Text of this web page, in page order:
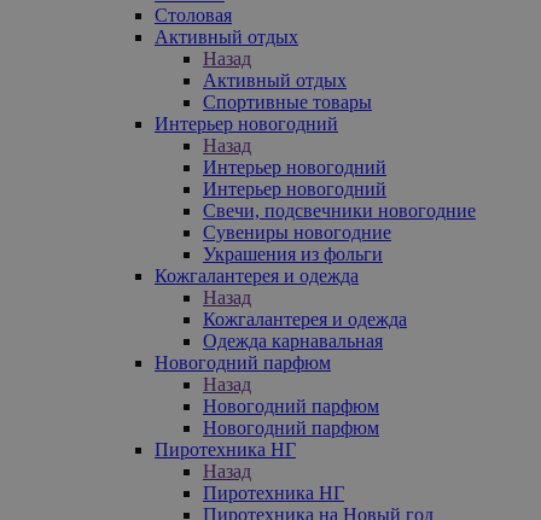
Столовая
Активный отдых
Назад
Активный отдых
Спортивные товары
Интерьер новогодний
Назад
Интерьер новогодний
Интерьер новогодний
Свечи, подсвечники новогодние
Сувениры новогодние
Украшения из фольги
Кожгалантерея и одежда
Назад
Кожгалантерея и одежда
Одежда карнавальная
Новогодний парфюм
Назад
Новогодний парфюм
Новогодний парфюм
Пиротехника НГ
Назад
Пиротехника НГ
Пиротехника на Новый год